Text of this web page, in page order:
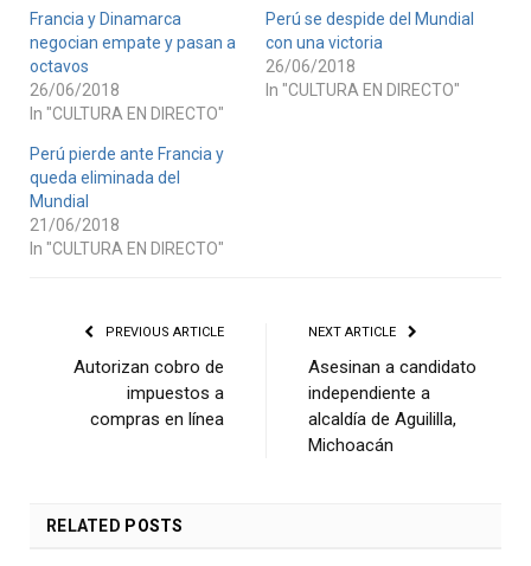
Francia y Dinamarca
negocian empate y pasan a
octavos
26/06/2018
In "CULTURA EN DIRECTO"
Perú se despide del Mundial
con una victoria
26/06/2018
In "CULTURA EN DIRECTO"
Perú pierde ante Francia y
queda eliminada del
Mundial
21/06/2018
In "CULTURA EN DIRECTO"
PREVIOUS ARTICLE
Autorizan cobro de
impuestos a
compras en línea
NEXT ARTICLE
Asesinan a candidato
independiente a
alcaldía de Aguililla,
Michoacán
RELATED POSTS